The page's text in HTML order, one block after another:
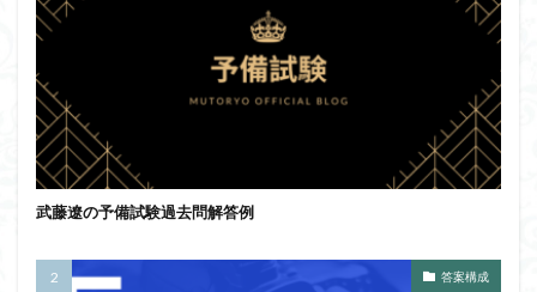
武藤遼の予備試験過去問解答例
答案構成